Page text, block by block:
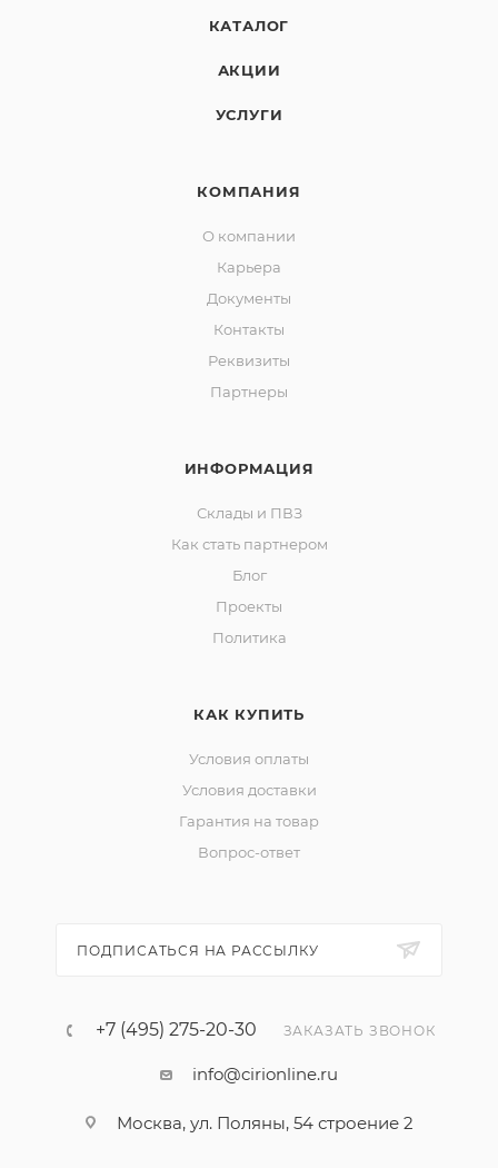
КАТАЛОГ
АКЦИИ
УСЛУГИ
КОМПАНИЯ
О компании
Карьера
Документы
Контакты
Реквизиты
Партнеры
ИНФОРМАЦИЯ
Склады и ПВЗ
Как стать партнером
Блог
Проекты
Политика
КАК КУПИТЬ
Условия оплаты
Условия доставки
Гарантия на товар
Вопрос-ответ
ПОДПИСАТЬСЯ НА РАССЫЛКУ
+7 (495) 275-20-30 ЗАКАЗАТЬ ЗВОНОК
info@cirionline.ru
Москва, ул. Поляны, 54 строение 2